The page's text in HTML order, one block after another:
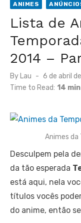
ANIMES
Lista de
2014 –
By Lau
Posted
on
6 de abril
Time to Read: 14 min
Animes da
Desculpem pela
da tão esperada
está aqui, nela
títulos vocês
do anime, então